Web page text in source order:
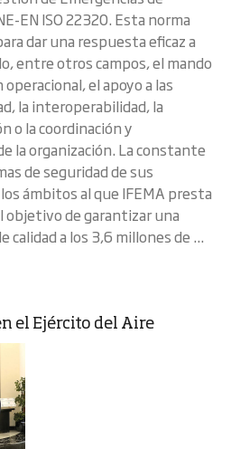
EN ISO 22320. Esta norma
dar una respuesta eficaz a
entre otros campos, el mando
el apoyo a las
la interoperabilidad, la
o la coordinación y
la organización. La constante
de seguridad de sus
ámbitos al que IFEMA presta
objetivo de garantizar una
calidad a los 3,6 millones de ...
el Ejército del Aire